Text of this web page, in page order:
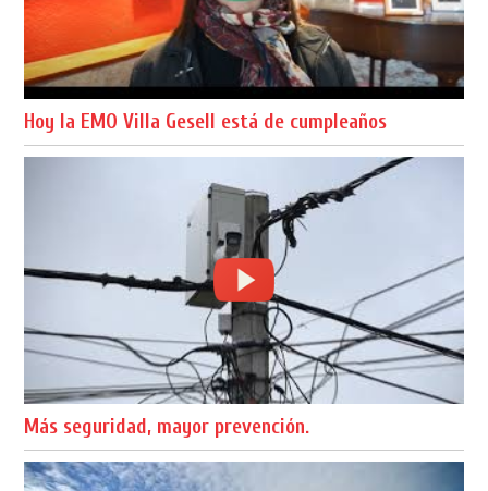
Hoy la EMO Villa Gesell está de cumpleaños
Más seguridad, mayor prevención.